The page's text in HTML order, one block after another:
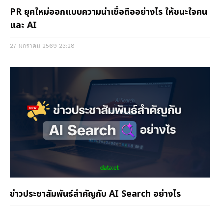
PR ยุคใหม่ออกแบบความน่าเชื่อถืออย่างไร ให้ชนะใจคน
และ AI
27 มกราคม 2569 23:28
ข่าวประชาสัมพันธ์สำคัญกับ AI Search อย่างไร